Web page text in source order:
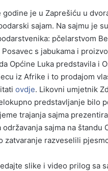
godine je u Zaprešiću u
sajam. Na sajmu je
pčelarstvom
Posavec s jabukama i
Općine Luka predstavila i
iz Afrike i to prodajom
ovdje. Likovni umjetnik
predstavljanje bilo
trajanja sajma
održavanja sajma na
zatvaranje razveselili
slike i video prilog sa